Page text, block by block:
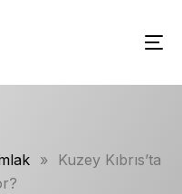
»
Kuzey Kıbrıs’ta